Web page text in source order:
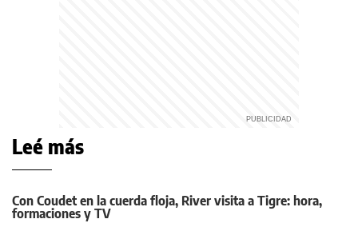
Leé más
Con Coudet en la cuerda floja, River visita a Tigre: hora,
formaciones y TV